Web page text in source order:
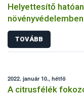
Helyettesítő
növényvédelemben
TOVÁBB
2022. január 10., hétfő
A citrusfélék